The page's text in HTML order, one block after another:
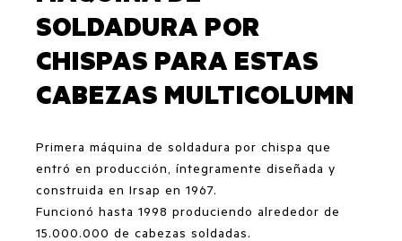
SOLDADURA POR
CHISPAS PARA ESTAS
CABEZAS MULTICOLUMN
Primera máquina de soldadura por chispa que
entró en producción, íntegramente diseñada y
construida en Irsap en 1967.
Funcionó hasta 1998 produciendo alrededor de
15.000.000 de cabezas soldadas.